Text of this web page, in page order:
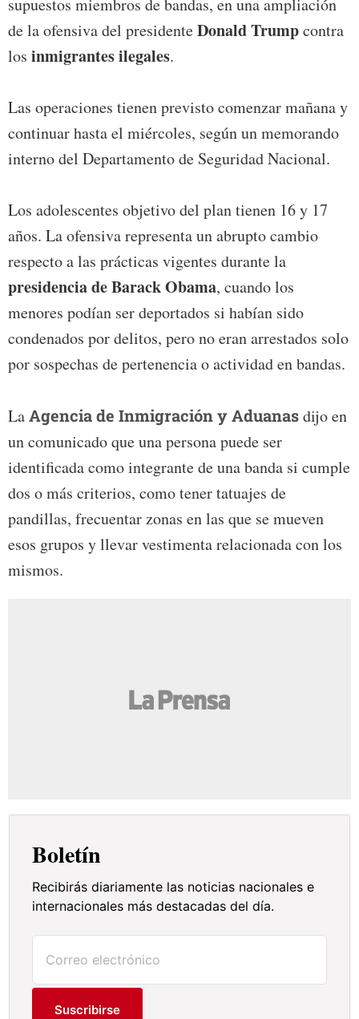
supuestos miembros de bandas, en una ampliación
de la ofensiva del presidenteDonald Trumpcontra
los inmigrantes ilegales.
Las operaciones tienen previsto comenzar mañana y
continuar hasta el miércoles, según un memorando
interno del Departamento de Seguridad Nacional.
Los adolescentes objetivo del plan tienen 16 y 17
años. La ofensiva representa un abrupto cambio
respecto a las prácticas vigentes durante la
presidencia de Barack Obama, cuando los
menores podían ser deportados si habían sido
condenados por delitos, pero no eran arrestados solo
por sospechas de pertenencia o actividad en bandas.
LaAgencia de Inmigración y Aduanasdijo en
un comunicado que una persona puede ser
identificada como integrante de una banda si cumple
dos o más criterios, como tener tatuajes de
pandillas, frecuentar zonas en las que se mueven
esos grupos y llevar vestimenta relacionada con los
mismos.
Boletín
Recibirás diariamente las noticias nacionales e
internacionales más destacadas del día.
Suscribirse